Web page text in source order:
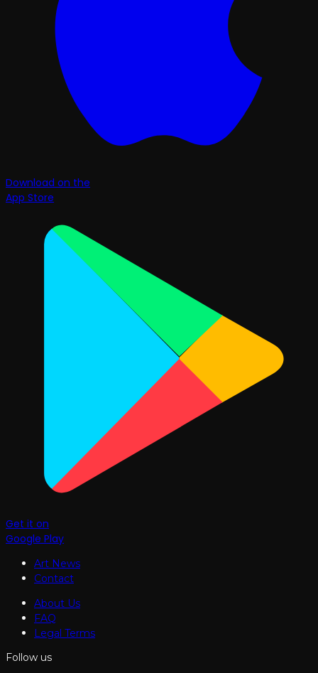
Download on the
App Store
Get it on
Google Play
Art News
Contact
About Us
FAQ
Legal Terms
Follow us